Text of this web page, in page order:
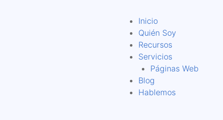
Inicio
Quién Soy
Recursos
Servicios
Páginas Web
Blog
Hablemos